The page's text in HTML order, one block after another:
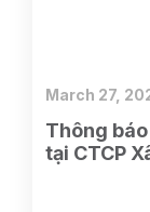
Thông
tại CTCP
March 27,